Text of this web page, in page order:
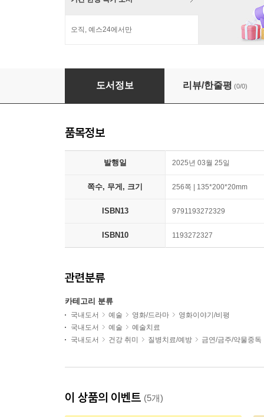
오직, 예스24에서만
영화 속 중독 이야기
도서정보 리뷰/한줄평 (0/0)
품목정보
발행일 2025년 03월 25일
쪽수, 무게, 크기 256쪽 | 135*200*20mm
ISBN13 9791193272329
ISBN10 1193272327
관련분류
카테고리 분류
국내도서 예술 영화/드라마
영화이야기/비평
국내도서
예술
예술치료
국내도서
건강 취미 질병치료/예방 금연/금주/약물중독
이 상품의 이벤트 (5개)